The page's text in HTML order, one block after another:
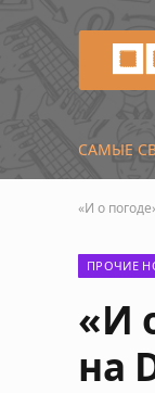
САМЫЕ
«И о
ПРОЧИЕ
«И
на